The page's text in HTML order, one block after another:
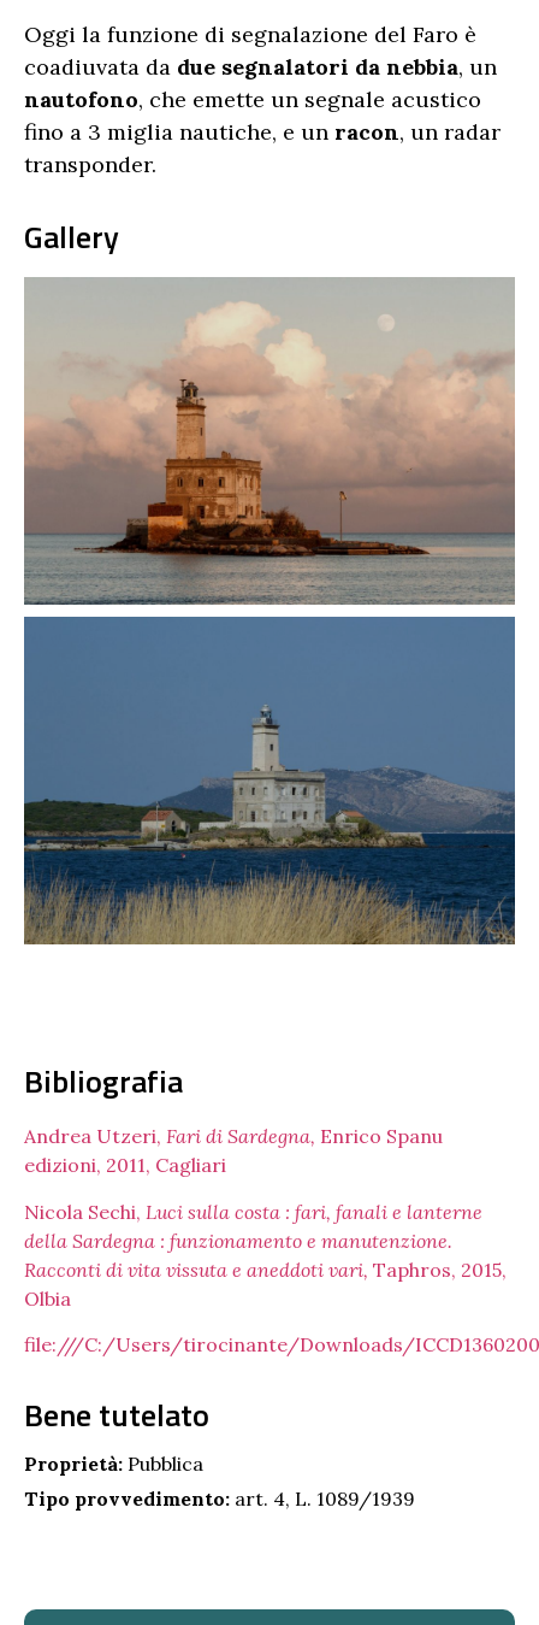
Oggi la funzione di segnalazione del Faro è
coadiuvata da due segnalatori da nebbia, un
nautofono, che emette un segnale acustico
fino a 3 miglia nautiche, e un racon, un radar
transponder.
Gallery
Bibliografia
Andrea Utzeri, Fari di Sardegna, Enrico Spanu
edizioni, 2011, Cagliari
Nicola Sechi, Luci sulla costa : fari, fanali e lanterne
della Sardegna : funzionamento e manutenzione.
Racconti di vita vissuta e aneddoti vari, Taphros, 2015,
Olbia
file:///C:/Users/tirocinante/Downloads/
Bene tutelato
Proprietà: Pubblica
Tipo provvedimento: art. 4, L. 1089/1939